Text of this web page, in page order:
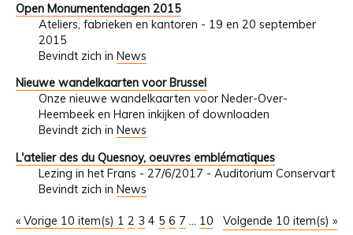
Open Monumentendagen 2015
Ateliers, fabrieken en kantoren - 19 en 20 september
2015
Bevindt zich in News
Nieuwe wandelkaarten voor Brussel
Onze nieuwe wandelkaarten voor Neder-Over-
Heembeek en Haren inkijken of downloaden
Bevindt zich in News
L'atelier des du Quesnoy, oeuvres emblématiques
Lezing in het Frans - 27/6/2017 - Auditorium Conservart
Bevindt zich in News
« Vorige 10 item(s) Volgende 10 item(s) »
1 2 3 4 5 6 7 ... 10